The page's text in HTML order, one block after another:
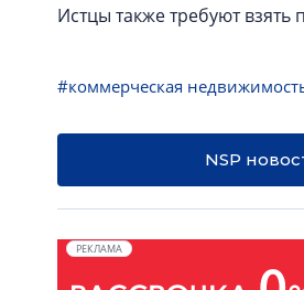
Истцы также требуют
#коммерческая
NSP
РЕКЛАМА